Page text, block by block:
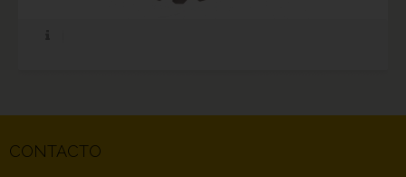
CONTACTO